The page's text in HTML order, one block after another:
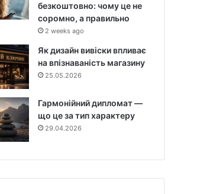
безкоштовно: чому це не
соромно, а правильно
2 weeks ago
Як дизайн вивіски впливає
на впізнаваність магазину
25.05.2026
Гармонійний дипломат —
що це за тип характеру
29.04.2026